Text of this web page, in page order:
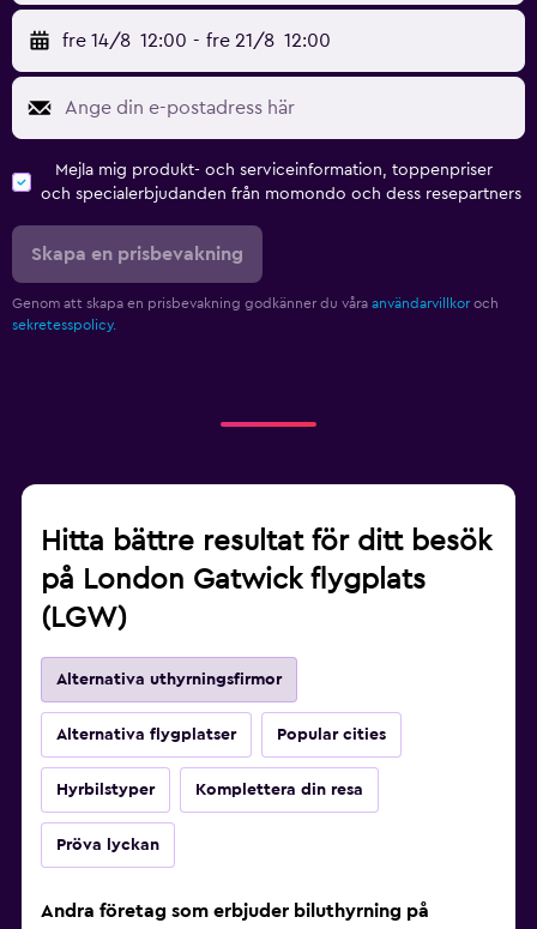
fre 14/8 12:00 - fre 21/8 12:00
Mejla mig produkt- och serviceinformation, toppenpriser
och specialerbjudanden från momondo och dess resepartners
Skapa en prisbevakning
Genom att skapa en prisbevakning godkänner du våra användarvillkor och
sekretesspolicy.
Hitta bättre resultat för ditt besök
på London Gatwick flygplats
(LGW)
Alternativa uthyrningsfirmor
Alternativa flygplatser Popular cities
Hyrbilstyper Komplettera din resa
Pröva lyckan
Andra företag som erbjuder biluthyrning på